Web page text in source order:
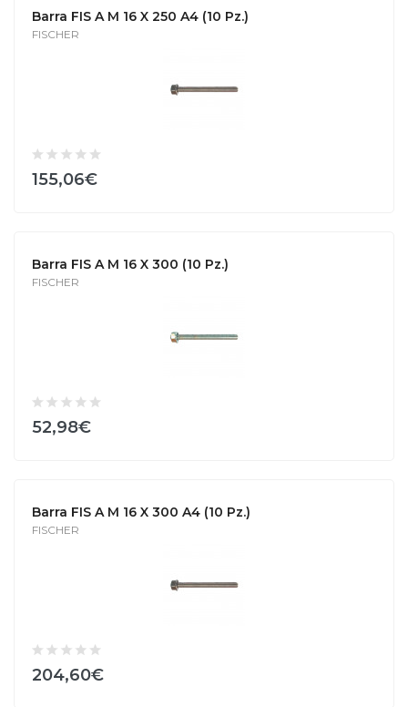
Barra FIS A M 16 X 250 A4 (10 Pz.)
FISCHER
155,06€
Barra FIS A M 16 X 300 (10 Pz.)
FISCHER
52,98€
Barra FIS A M 16 X 300 A4 (10 Pz.)
FISCHER
204,60€